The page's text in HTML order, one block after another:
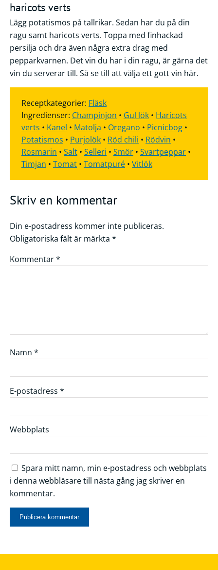
haricots verts
Lägg potatismos på tallrikar. Sedan har du på din
ragu samt haricots verts. Toppa med finhackad
persilja och dra även några extra drag med
pepparkvarnen. Det vin du har i din ragu, är gärna det
vin du serverar till. Så se till att välja ett gott vin här.
Receptkategorier: Fläsk
Ingredienser: Champinjon • Gul lök • Haricots
verts • Kanel • Matolja • Oregano • Picnicbog •
Potatismos • Purjolök • Röd chili • Rödvin •
Rosmarin • Salt • Selleri • Smör • Svartpeppar •
Timjan • Tomat • Tomatpuré • Vitlök
Skriv en kommentar
Din e-postadress kommer inte publiceras.
Obligatoriska fält är märkta *
Kommentar*
Namn *
E-postadress *
Webbplats
Spara mitt namn, min e-postadress och webbplats
i denna webbläsare till nästa gång jag skriver en
kommentar.